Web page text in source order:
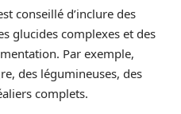
conseillé d’inclure des
glucides complexes et des
Par exemple,
des légumineuses, des
complets.